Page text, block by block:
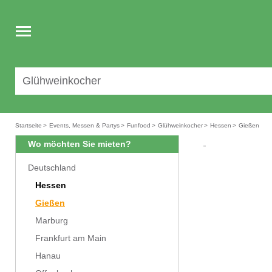
Toggle
navigation
Startseite > Events, Messen & Partys> Funfood > Glühweinkocher> Hessen > Gießen
Wo möchten Sie mieten?
Deutschland
Hessen
Gießen
Marburg
Frankfurt am Main
Hanau